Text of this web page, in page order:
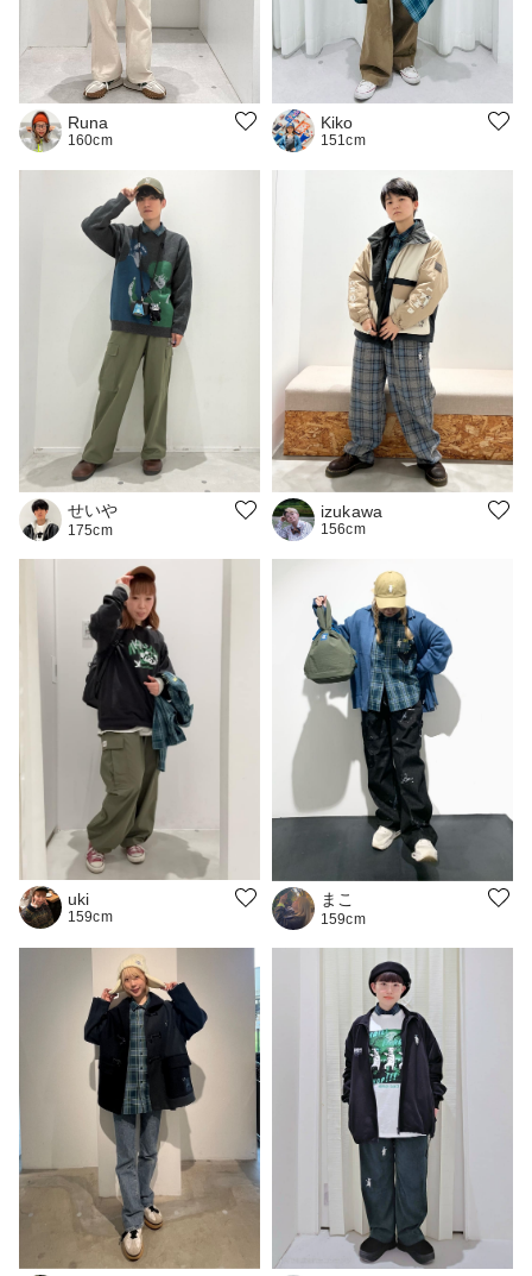
Runa
160cm
Kiko
151cm
せいや
175cm
izukawa
156cm
uki
159cm
まこ
159cm